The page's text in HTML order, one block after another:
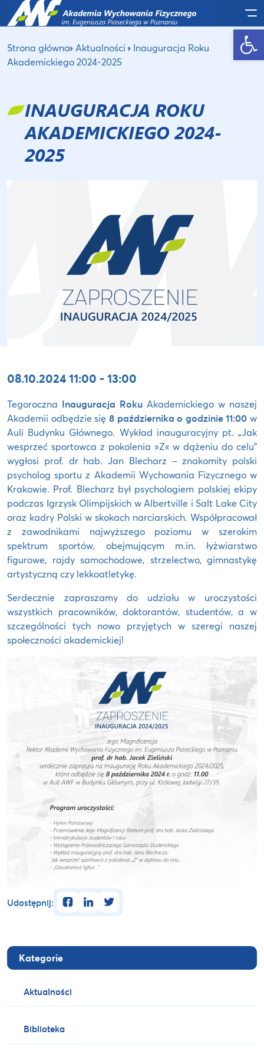
Otwórz pasek narzędzi
Strona główna Aktualności
Inauguracja Roku
Akademickiego 2024-2025
INAUGURACJA ROKU
AKADEMICKIEGO 2024-
2025
Kategorie
Aktualności
Biblioteka
08.10.2024 11:00 - 13:00
Tegoroczna Inauguracja Roku Akademickiego w naszej
Akademii odbędzie się 8 października o godzinie 11:00 w
Auli Budynku Głównego. Wykład inauguracyjny pt. „Jak
wesprzeć sportowca z pokolenia »Z« w dążeniu do celu”
wygłosi prof. dr hab. Jan Blecharz – znakomity polski
psycholog sportu z Akademii Wychowania Fizycznego w
Krakowie. Prof. Blecharz był psychologiem polskiej ekipy
podczas Igrzysk Olimpijskich w Albertville i Salt Lake City
oraz kadry Polski w skokach narciarskich. Współpracował
z zawodnikami najwyższego poziomu w szerokim
spektrum sportów, obejmującym m.in. łyżwiarstwo
figurowe, rajdy samochodowe, strzelectwo, gimnastykę
artystyczną czy lekkoatletykę.
Serdecznie zapraszamy do udziału w uroczystości
wszystkich pracowników, doktorantów, studentów, a w
szczególności tych nowo przyjętych w szeregi naszej
społeczności akademickiej!
Udostępnij: facebooklinkedintwitter